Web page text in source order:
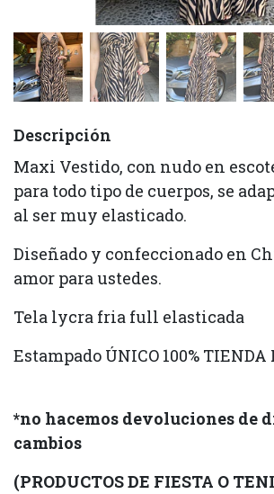
Descripción
Maxi Vestido, con nudo en
para todo tipo de cuerpos, se
al ser muy elasticado.
Diseñado y confeccionado en
amor para ustedes.
Tela lycra fria full elasticada
Estampado ÚNICO 100% TIENDA
*no hacemos devoluciones de
cambios
(PRODUCTOS DE FIESTA O